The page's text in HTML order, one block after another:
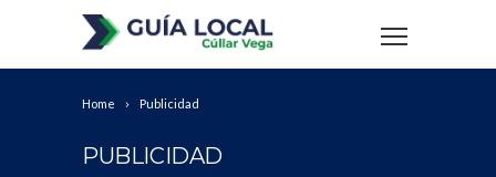
Home Publicidad
PUBLICIDAD